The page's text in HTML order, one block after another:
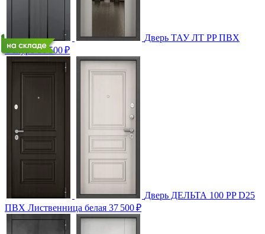
Дверь ТАУ ЛТ PP ПВХ
Оскуро 36 500₽
Дверь ДЕЛЬТА 100 PP D25
ПВХ Лиственница белая 37 500₽